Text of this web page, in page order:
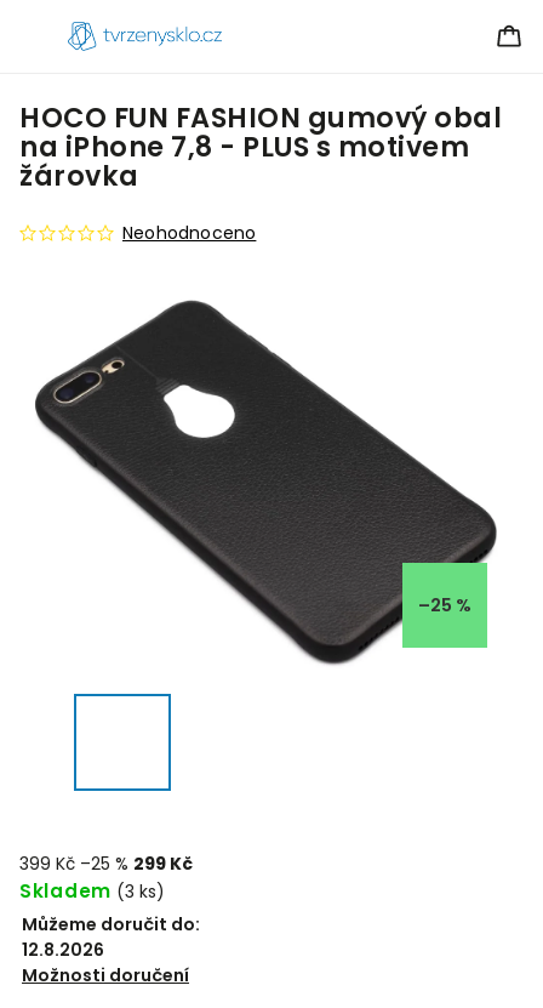
HOCO FUN FASHION gumový obal
na iPhone 7,8 - PLUS s motivem
žárovka
Neohodnoceno
–25 %
399 Kč –25 % 299 Kč
Skladem (3 ks)
Můžeme doručit do:
12.8.2026
Možnosti doručení